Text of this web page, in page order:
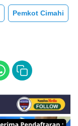
Pemkot Cimahi